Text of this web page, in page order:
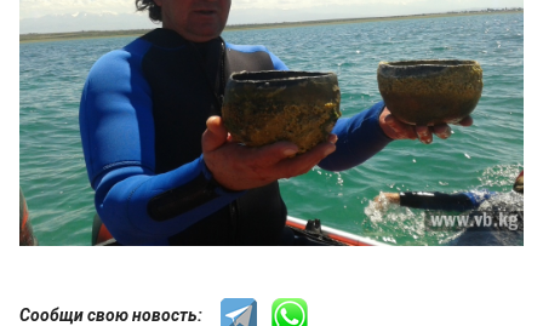
Сообщи свою новость: